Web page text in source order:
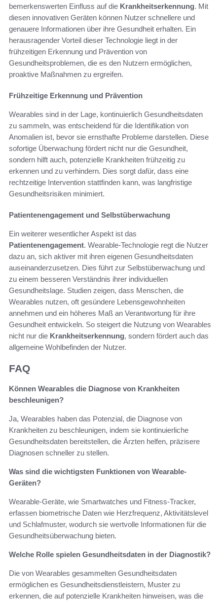
bemerkenswerten Einfluss auf die Krankheitserkennung. Mit
diesen innovativen Geräten können Nutzer schnellere und
genauere Informationen über ihre Gesundheit erhalten. Ein
herausragender Vorteil dieser Technologie liegt in der
frühzeitigen Erkennung und Prävention von
Gesundheitsproblemen, die es den Nutzern ermöglichen,
proaktive Maßnahmen zu ergreifen.
Frühzeitige Erkennung und Prävention
Wearables sind in der Lage, kontinuierlich Gesundheitsdaten
zu sammeln, was entscheidend für die Identifikation von
Anomalien ist, bevor sie ernsthafte Probleme darstellen. Diese
sofortige Überwachung fördert nicht nur die Gesundheit,
sondern hilft auch, potenzielle Krankheiten frühzeitig zu
erkennen und zu verhindern. Dies sorgt dafür, dass eine
rechtzeitige Intervention stattfinden kann, was langfristige
Gesundheitsrisiken minimiert.
Patientenengagement und Selbstüberwachung
Ein weiterer wesentlicher Aspekt ist das
Patientenengagement. Wearable-Technologie regt die Nutzer
dazu an, sich aktiver mit ihren eigenen Gesundheitsdaten
auseinanderzusetzen. Dies führt zur Selbstüberwachung und
zu einem besseren Verständnis ihrer individuellen
Gesundheitslage. Studien zeigen, dass Menschen, die
Wearables nutzen, oft gesündere Lebensgewohnheiten
annehmen und ein höheres Maß an Verantwortung für ihre
Gesundheit entwickeln. So steigert die Nutzung von Wearables
nicht nur die Krankheitserkennung, sondern fördert auch das
allgemeine Wohlbefinden der Nutzer.
FAQ
Können Wearables die Diagnose von Krankheiten
beschleunigen?
Ja, Wearables haben das Potenzial, die Diagnose von
Krankheiten zu beschleunigen, indem sie kontinuierliche
Gesundheitsdaten bereitstellen, die Ärzten helfen, präzisere
Diagnosen schneller zu stellen.
Was sind die wichtigsten Funktionen von Wearable-
Geräten?
Wearable-Geräte, wie Smartwatches und Fitness-Tracker,
erfassen biometrische Daten wie Herzfrequenz, Aktivitätslevel
und Schlafmuster, wodurch sie wertvolle Informationen für die
Gesundheitsüberwachung bieten.
Welche Rolle spielen Gesundheitsdaten in der Diagnostik?
Die von Wearables gesammelten Gesundheitsdaten
ermöglichen es Gesundheitsdienstleistern, Muster zu
erkennen, die auf potenzielle Krankheiten hinweisen, was die